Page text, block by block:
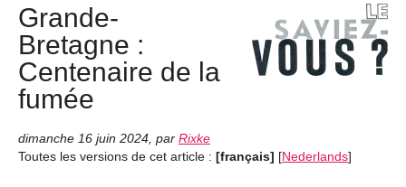
Grande-
Bretagne :
Centenaire de la
fumée
dimanche 16 juin 2024, par Rixke
Toutes les versions de cet article : [français] [Nederlands]